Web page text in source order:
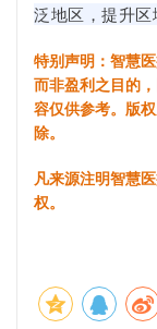
泛地区，提升区
特别声明：智慧
而非盈利之目的
容仅供参考。版
除。
凡来源注明智慧
权。